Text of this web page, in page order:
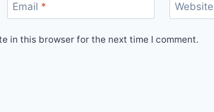
Email * Website
in this browser for the next time I comment.